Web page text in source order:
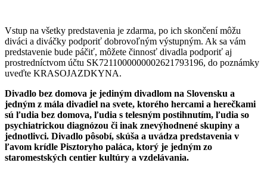
Vstup na všetky predstavenia je zdarma, po ich skončení môžu
diváci a diváčky podporiť dobrovoľným výstupným. Ak sa vám
predstavenie bude páčiť, môžete činnosť divadla podporiť aj
prostredníctvom účtu SK7211000000002621793196, do poznámky
uveďte KRASOJAZDKYNA.
Divadlo bez domova je jediným divadlom na Slovensku a
jedným z mála divadiel na svete, ktorého hercami a herečkami
sú ľudia bez domova, ľudia s telesným postihnutím, ľudia so
psychiatrickou diagnózou či inak znevýhodnené skupiny a
jednotlivci. Divadlo pôsobí, skúša a uvádza predstavenia v
ľavom krídle Pisztoryho paláca, ktorý je jedným zo
staromestských centier kultúry a vzdelávania.